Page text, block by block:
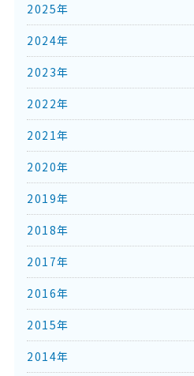
2025年
2024年
2023年
2022年
2021年
2020年
2019年
2018年
2017年
2016年
2015年
2014年